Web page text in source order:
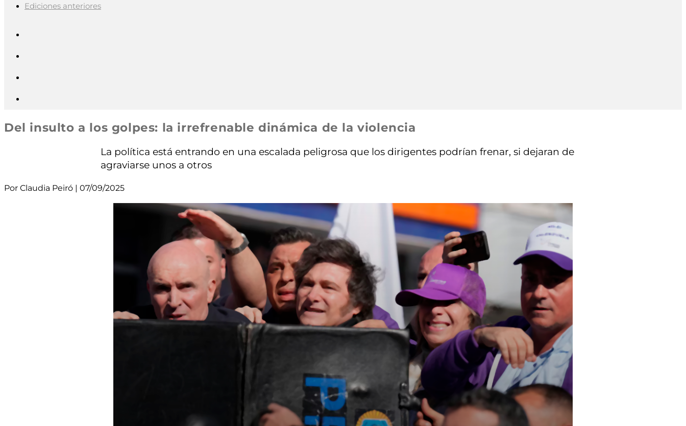
Ediciones anteriores
Del insulto a los golpes: la irrefrenable dinámica de la violencia
La política está entrando en una escalada peligrosa que los dirigentes podrían frenar, si dejaran de
agraviarse unos a otros
Por Claudia Peiró | 07/09/2025